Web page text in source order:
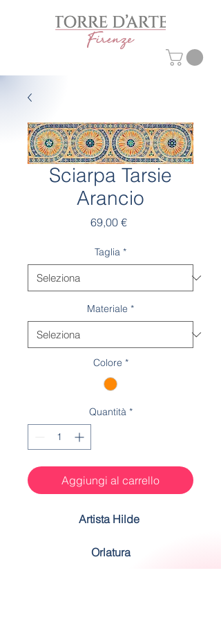
Sciarpa Tarsie
Arancio
69,00 €Prezzo
Taglia *
Materiale *
Colore *
Quantità *
Aggiungi al carrello
Artista Hilde
Orlatura